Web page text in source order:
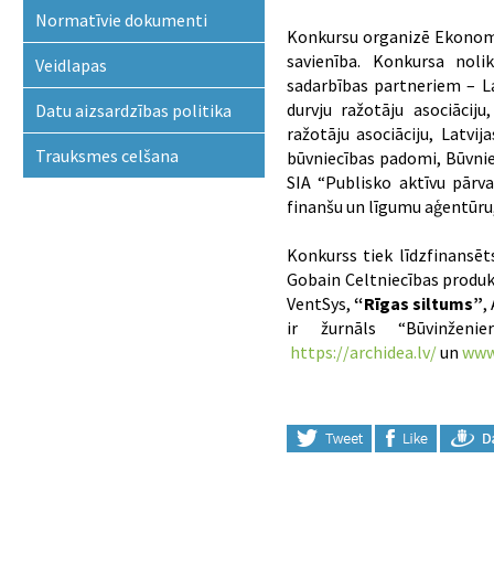
Konkursu organizē
savienība. Konkursa
sadarbības partneriem –
durvju ražotāju
ražotāju asociāciju,
būvniecības padomi,
SIA “Publisko aktīvu
finanšu un līgumu
Konkurss tiek
Gobain Celtniecības
VentSys, “Rīgas siltums”,
ir žurnāls
https://archidea.lv/un
Normatīvie dokumenti
Veidlapas
Datu aizsardzības politika
Trauksmes celšana